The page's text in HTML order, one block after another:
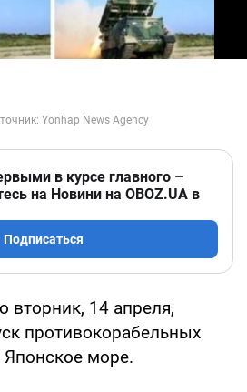
в курсе главного –
на Новини на OBOZ.UA в
Подписаться
вторник, 14 апреля,
противокорабельных
море.